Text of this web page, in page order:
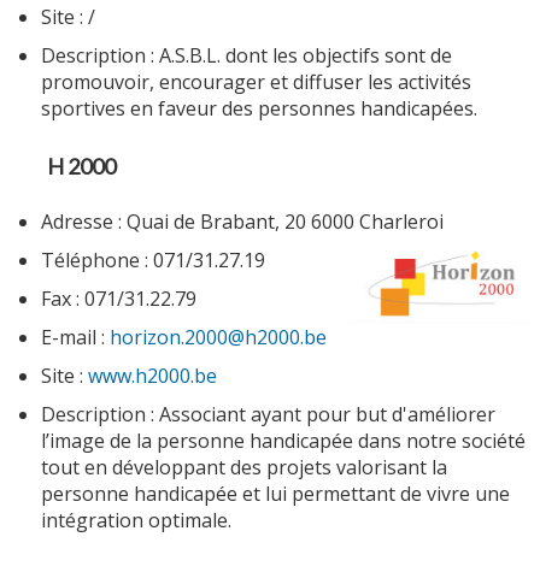
Site : /
Description : A.S.B.L. dont les objectifs sont de
promouvoir, encourager et diffuser les activités
sportives en faveur des personnes handicapées.
H 2000
Adresse : Quai de Brabant, 20 6000 Charleroi
Téléphone : 071/31.27.19
Fax : 071/31.22.79
E-mail : horizon.2000@h2000.be
Site : www.h2000.be
Description : Associant ayant pour but d'améliorer
l’image de la personne handicapée dans notre société
tout en développant des projets valorisant la
personne handicapée et lui permettant de vivre une
intégration optimale.